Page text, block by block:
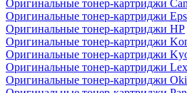
Оригинальные тонер-картриджи
Оригинальные тонер-картриджи
Оригинальные тонер-картриджи HP
Оригинальные тонер-картриджи
Оригинальные тонер-картриджи
Оригинальные тонер-картриджи
Оригинальные тонер-картриджи Oki